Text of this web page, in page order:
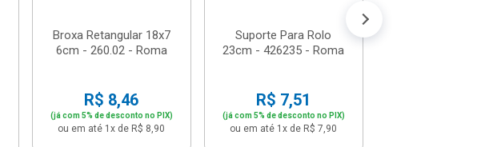
Broxa Retangular 18x7
6cm - 260.02 - Roma
R$ 8,46
(já com 5% de desconto no PIX)
ou em até 1x de R$ 8,90
Suporte Para Rolo
23cm - 426235 - Roma
R$ 7,51
(já com 5% de desconto no PIX)
ou em até 1x de R$ 7,90